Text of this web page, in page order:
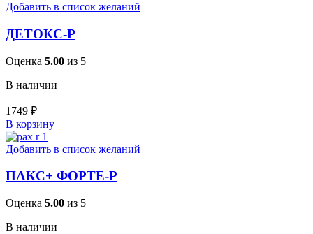
Добавить в список желаний
ДЕТОКС-Р
Оценка 5.00 из 5
В наличии
1749 ₽
В корзину
Добавить в список желаний
ПАКС+ ФОРТЕ-Р
Оценка 5.00 из 5
В наличии